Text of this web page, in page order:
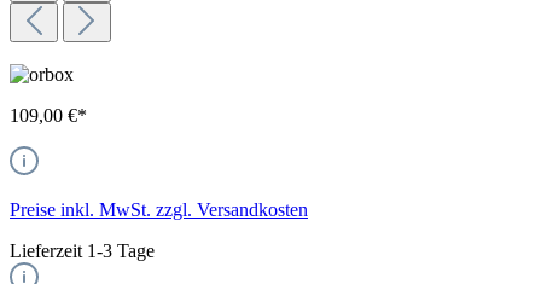
109,00 €*
Preise inkl. MwSt. zzgl. Versandkosten
Lieferzeit 1-3 Tage